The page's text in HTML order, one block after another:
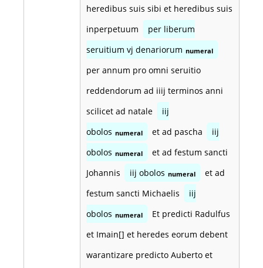
heredibus suis sibi et heredibus suis
inperpetuum
per liberum
seruitium vj denariorum numeral
per annum pro omni seruitio
reddendorum ad iiij terminos anni
scilicet ad natale
iij
obolos numeral et ad pascha
iij
obolos numeral
et ad festum sancti
Johannis
iij obolos numeral
et ad
festum sancti Michaelis
iij
obolos numeral
Et predicti Radulfus
et Imain[] et heredes eorum debent
warantizare predicto Auberto et